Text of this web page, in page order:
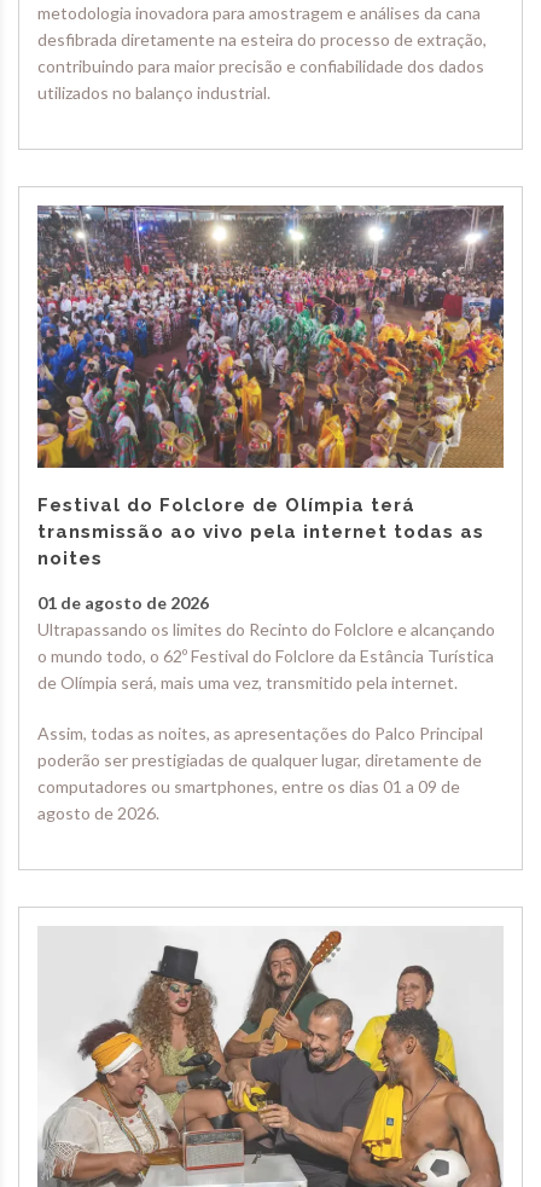
metodologia inovadora para amostragem e análises da cana
desfibrada diretamente na esteira do processo de extração,
contribuindo para maior precisão e confiabilidade dos dados
utilizados no balanço industrial.
Festival do Folclore de Olímpia terá
transmissão ao vivo pela internet todas as
noites
01 de agosto de 2026
Ultrapassando os limites do Recinto do Folclore e alcançando
o mundo todo, o 62º Festival do Folclore da Estância Turística
de Olímpia será, mais uma vez, transmitido pela internet.
Assim, todas as noites, as apresentações do Palco Principal
poderão ser prestigiadas de qualquer lugar, diretamente de
computadores ou smartphones, entre os dias 01 a 09 de
agosto de 2026.